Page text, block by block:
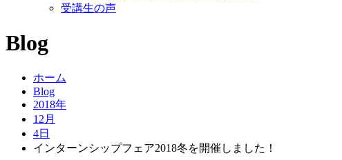
受講生の声
Blog
ホーム
Blog
2018年
12月
4日
インターンシップフェア2018冬を開催しました！